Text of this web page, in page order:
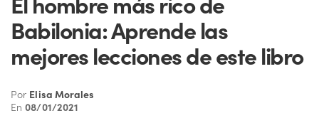
Babilonia: Aprende las
mejores lecciones de este libro
Por Elisa Morales
En08/01/2021